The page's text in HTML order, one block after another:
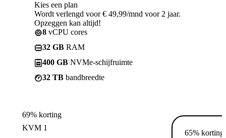
Kies een plan
Wordt verlengd voor € 49,99/mnd voor 2 jaar.
Opzeggen kan altijd!
8 vCPU cores
32 GB RAM
400 GB NVMe-schijfruimte
32 TB bandbreedte
69% korting
KVM 1
65% korting